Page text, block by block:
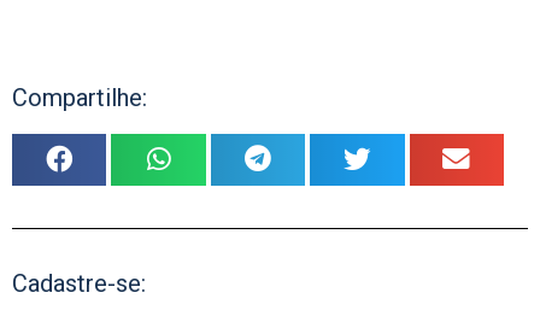
Compartilhe:
Cadastre-se: